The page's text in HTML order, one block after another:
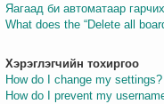
Яагаад би автоматаар
What does the “Delete all
Хэрэглэгчийн тохиргоо
How do I change my settings?
How do I prevent my